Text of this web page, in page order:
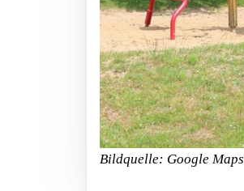
Bildquelle: Google Maps